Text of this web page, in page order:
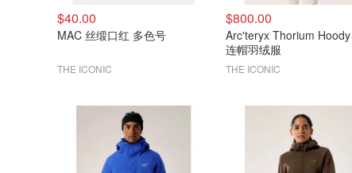
$40.00
MAC 丝缎口红 多色号
THE ICONIC
$800.00
Arc'teryx Thorium
连帽羽绒服
THE ICONIC